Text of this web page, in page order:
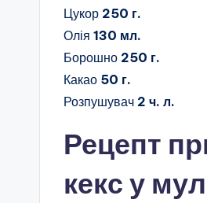
Цукор 250 г.
Олія 130 мл.
Борошно 250 г.
Какао 50 г.
Розпушувач 2 ч. л.
Рецепт
кекс у